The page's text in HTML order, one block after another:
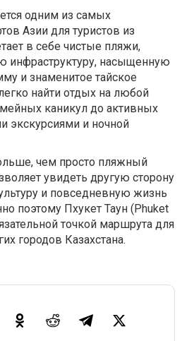
одним из самых
Азии для туристов из
в себе чистые пляжи,
инфраструктуру, насыщенную
и знаменитое тайское
найти отдых на любой
каникул до активных
экскурсиями и ночной
чем просто пляжный
увидеть другую сторону
и повседневную жизнь
поэтому Пхукет Таун (Phuket
точкой маршрута для
городов Казахстана.